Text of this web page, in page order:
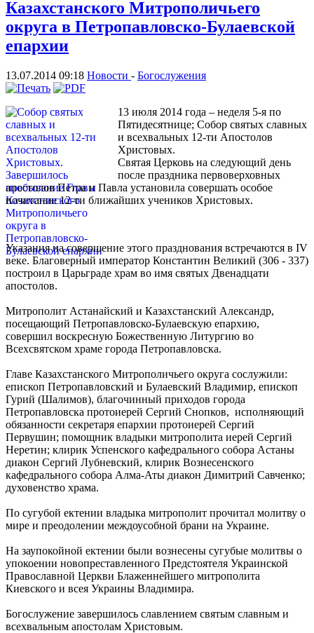
Казахстанского Митрополичьего
округа в Петропавловско-Булаевской
епархии
13.07.2014 09:18 Новости - Богослужения
13 июля 2014 года – неделя 5-я по
Пятидесятнице; Собор святых славных
и всехвальных 12-ти Апостолов
Христовых.
Святая Церковь на следующий день
после праздника первоверховных
апостолов Петра и Павла установила совершать особое
почитание 12-ти ближайших учеников Христовых.
Указания на совершение этого празднования встречаются в IV
веке. Благоверный император Константин Великий (306 - 337)
построил в Царьграде храм во имя святых Двенадцати
апостолов.
Митрополит Астанайский и Казахстанский Александр,
посещающий Петропавловско-Булаевскую епархию,
совершил воскресную Божественную Литургию во
Всехсвятском храме города Петропавловска.
Главе Казахстанского Митрополичьего округа сослужили:
епископ Петропавловский и Булаевский Владимир, епископ
Гурий (Шалимов), благочинный приходов города
Петропавловска протоиерей Сергий Снопков, исполняющий
обязанности секретаря епархии протоиерей Сергий
Первушин; помощник владыки митрополита иерей Сергий
Неретин; клирик Успенского кафедрального собора Астаны
диакон Сергий Лубневский, клирик Вознесенского
кафедрального собора Алма-Аты диакон Димитрий Савченко;
духовенство храма.
По сугубой ектении владыка митрополит прочитал молитву о
мире и преодолении междоусобной брани на Украине.
На заупокойной ектении были вознесены сугубые молитвы о
упокоении новопреставленного Предстоятеля Украинской
Православной Церкви Блаженнейшего митрополита
Киевского и всея Украины Владимира.
Богослужение завершилось славлением святым славным и
всехвальным апостолам Христовым.